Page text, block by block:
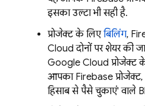
इसका उल्टा भी सही है.
प्रोजेक्ट के लिएबिलिंग,
Cloud दोनों पर शेयर की
Google Cloud प्रोजेक्ट
आपका Firebase
हिसाब से पैसे चुकाएं' वाले